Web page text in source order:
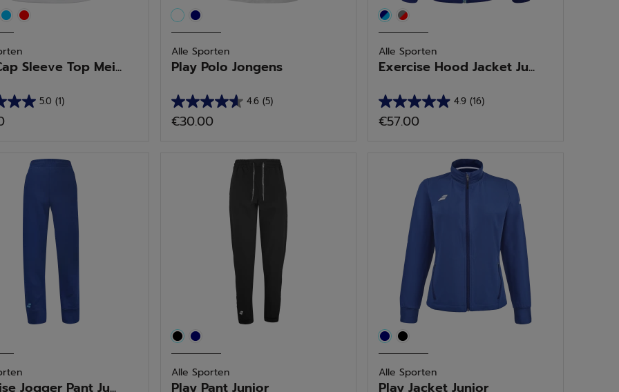
Sleeve Top Mei...
5.0 (1)
Alle Sporten
Play Polo Jongens
4.6 (5)
4.6
van
beoordelingen
€30.00
Alle Sporten
Exercise Hood Jacket Ju...
4.9 (16)
4.9
van
beoordelingen
€57.00
Jogger Pant Ju...
Alle Sporten
Play Pant Junior
Alle Sporten
Play Jacket Junior